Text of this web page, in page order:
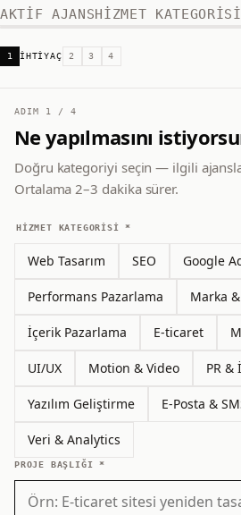
AKTIF AJANSHIZMET KATEGORISI
1 İHTIYAÇ 2 3 4
ADIM 1 / 4
Ne yapılmasını
Doğru kategoriyi seçin — ilgili
Ortalama 2–3 dakika sürer.
HIZMET KATEGORISI *
Web Tasarım SEO Google
Performans Pazarlama Marka
İçerik Pazarlama E-ticaret
UI/UX Motion & Video PR &
Yazılım Geliştirme E-Posta &
Veri & Analytics
PROJE BAŞLIĞI *